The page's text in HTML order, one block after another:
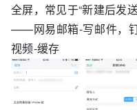
全屏，常见于“新建后发
——网易邮箱-写邮件，
视频-缓存